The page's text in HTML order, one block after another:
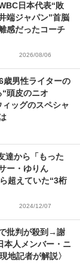
日本代表“敗
端ジャパン”首脳
感だったコーチ
2026/08/06
歳男性ライターの
頭皮のニオ
ッグのスペシャ
達から「もった
ー・ゆりん
超えていた“3桁
2024/12/07
批判が殺到→謝
人メンバー・ニ
地記者が解説〉